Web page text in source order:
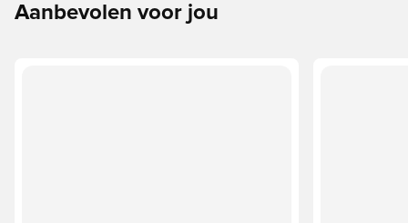
Aanbevolen voor jou